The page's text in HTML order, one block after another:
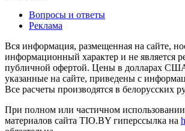
Вопросы и ответы
Реклама
Вся информация, размещенная на сайте,
информационный характер и не является
публичной офертой. Цены в долларах
указанные на сайте, приведены с
Все расчеты производятся в белорусских
При полном или частичном
материалов сайта TIO.BY гиперссылка на